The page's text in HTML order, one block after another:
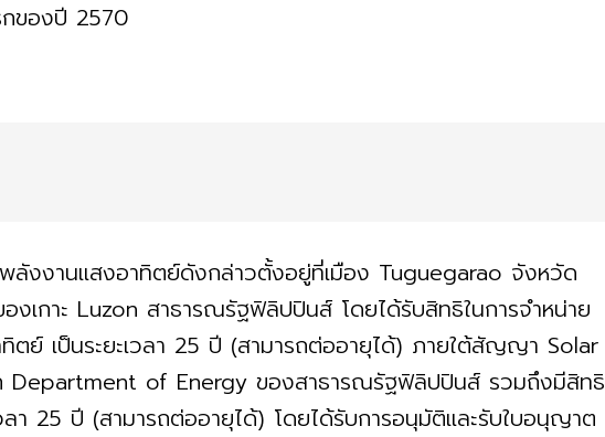
ของปี 2570
พลังงานแสงอาทิตย์ดังกล่าวตั้งอยู่ที่เมือง Tuguegarao จังหวัด
งเกาะ Luzon สาธารณรัฐฟิลิปปินส์ โดยได้รับสิทธิในการจำหน่าย
ตย์ เป็นระยะเวลา 25 ปี (สามารถต่ออายุได้) ภายใต้สัญญา Solar
Department of Energy ของสาธารณรัฐฟิลิปปินส์ รวมถึงมีสิทธิ
วลา 25 ปี (สามารถต่ออายุได้) โดยได้รับการอนุมัติและรับใบอนุญาต